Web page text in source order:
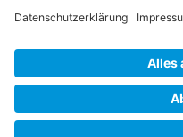
Über diese B-17 Webseite
Impressum